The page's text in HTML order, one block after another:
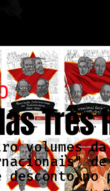
volumes
desconto no